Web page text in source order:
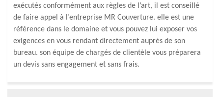
exécutés conformément aux règles de l’art, il est conseillé
de faire appel à l’entreprise MR Couverture. elle est une
référence dans le domaine et vous pouvez lui exposer vos
exigences en vous rendant directement auprès de son
bureau. son équipe de chargés de clientèle vous préparera
un devis sans engagement et sans frais.